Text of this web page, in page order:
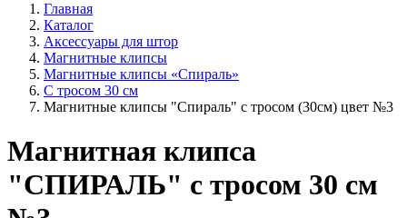
Главная
Каталог
Аксессуары для штор
Магнитные клипсы
Магнитные клипсы «Спираль»
С тросом 30 см
Магнитные клипсы "Спираль" с тросом (30см) цвет №3
Магнитная клипса
"СПИРАЛЬ" с тросом 30 см